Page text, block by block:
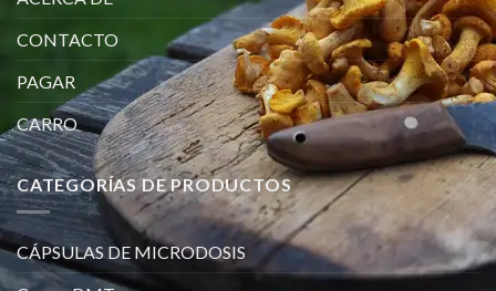
CONTACTO
PAGAR
CARRO
CATEGORÍAS DE PRODUCTOS
CÁPSULAS DE MICRODOSIS